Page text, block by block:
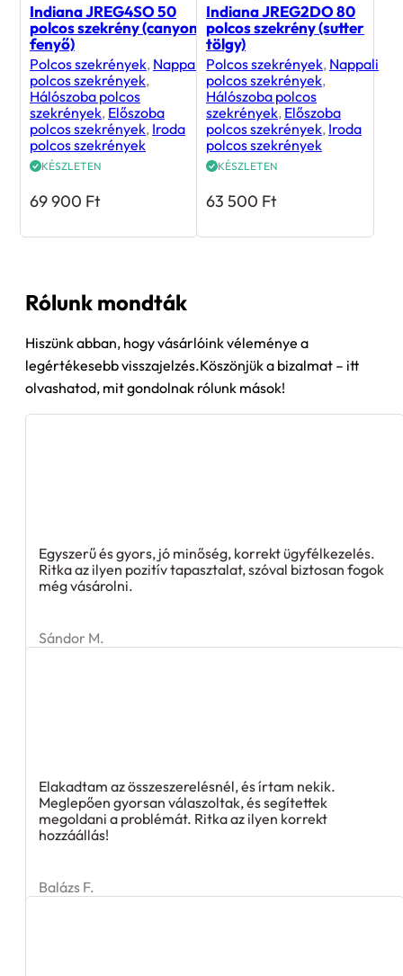
Indiana JREG4SO 50
polcos szekrény (canyon
fenyő)
Polcos szekrények, Nappali
polcos szekrények,
Hálószoba polcos
szekrények, Előszoba
polcos szekrények, Iroda
polcos szekrények
KÉSZLETEN
69 900 Ft
Indiana JREG2DO 80
polcos szekrény (sutter
tölgy)
Polcos szekrények, Nappali
polcos szekrények,
Hálószoba polcos
szekrények, Előszoba
polcos szekrények, Iroda
polcos szekrények
KÉSZLETEN
63 500 Ft
Rólunk mondták
Hiszünk abban, hogy vásárlóink véleménye a
legértékesebb visszajelzés.Köszönjük a bizalmat – itt
olvashatod, mit gondolnak rólunk mások!
Egyszerű és gyors, jó minőség, korrekt ügyfélkezelés.
Ritka az ilyen pozitív tapasztalat, szóval biztosan fogok
még vásárolni.
Sándor M.
Elakadtam az összeszerelésnél, és írtam nekik.
Meglepően gyorsan válaszoltak, és segítettek
megoldani a problémát. Ritka az ilyen korrekt
hozzáállás!
Balázs F.